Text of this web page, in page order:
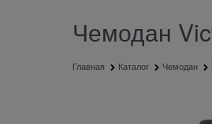
Чемодан
Главная Каталог Чемодан